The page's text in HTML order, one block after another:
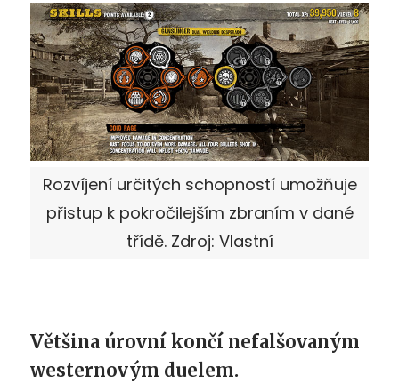
Rozvíjení určitých schopností umožňuje
přistup k pokročilejším zbraním v dané
třídě. Zdroj: Vlastní
Většina úrovní končí nefalšovaným
westernovým duelem.